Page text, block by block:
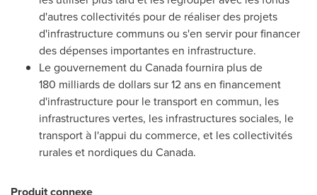
d'autres collectivités pour de réaliser des projets
d'infrastructure communs ou s'en servir pour financer
des dépenses importantes en infrastructure.
Le gouvernement du Canadafournira plus de
180 milliards de dollars sur 12 ans en financement
d'infrastructure pour le transport en commun, les
infrastructures vertes, les infrastructures sociales, le
transport à l'appui du commerce, et les collectivités
rurales et nordiques du Canada.